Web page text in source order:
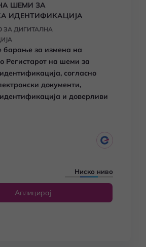
ШЕМИ ЗА
ИДЕНТИФИКАЦИЈА
ЗА ДИГИТАЛНА
барање за измена на
Регистарот на шеми за
согласно
документи,
и доверливи
Ниско ниво
Аплицирај